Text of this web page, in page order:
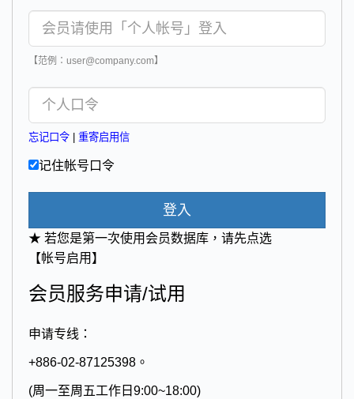
【范例：user@company.com】
忘记口令 重寄启用信
记住帐号口令
登入
★ 若您是第一次使用会员数据库，请先点选
【帐号启用】
会员服务申请/试用
申请专线：
+886-02-87125398。
(周一至周五工作日9:00~18:00)